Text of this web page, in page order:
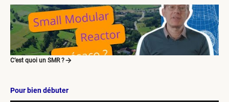
C’est quoi un SMR ?
Pour bien débuter